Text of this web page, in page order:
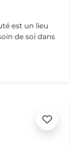
est un lieu
de soi dans